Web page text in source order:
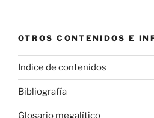
OTROS CONTENIDOS E
Indice de contenidos
Bibliografía